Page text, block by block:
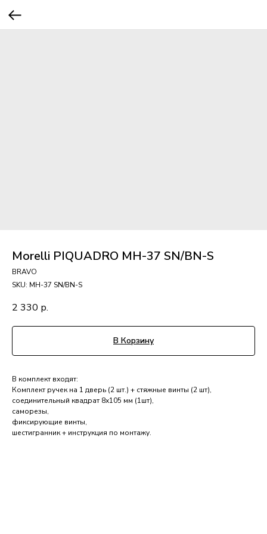
Morelli PIQUADRO MH-37 SN/BN-S
BRAVO
SKU: MH-37 SN/BN-S
2 330 р.
В Корзину
В комплект входят:
Комплект ручек на 1 дверь (2 шт.) + стяжные винты (2 шт),
соединительный квадрат 8x105 мм (1шт),
саморезы,
фиксирующие винты,
шестигранник + инструкция по монтажу.